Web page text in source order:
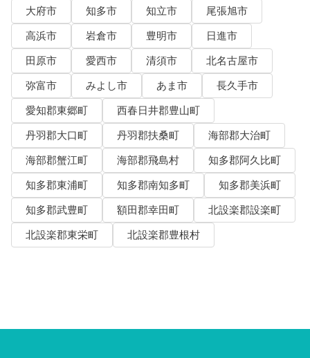
大府市
知多市 知立市
尾張旭市
高浜市
岩倉市 豊明市
日進市
田原市
愛西市 清須市
北名古屋市
弥富市
みよし市 あま市
長久手市
愛知郡東郷町
西春日井郡豊山町
丹羽郡大口町
丹羽郡扶桑町
海部郡大治町
海部郡蟹江町
海部郡飛島村
知多郡阿久比町
知多郡東浦町
知多郡南知多町
知多郡美浜町
知多郡武豊町
額田郡幸田町
北設楽郡設楽町
北設楽郡東栄町
北設楽郡豊根村